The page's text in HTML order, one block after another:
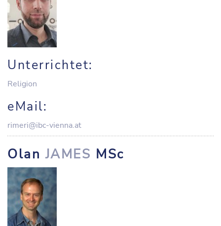
Unterrichtet:
Religion
eMail:
rimeri@ibc-vienna.at
OlanJAMES MSc